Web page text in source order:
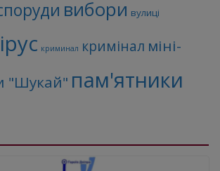
вибори вулиці
криминал кримінал міні-
"Шукай" пам'ятники